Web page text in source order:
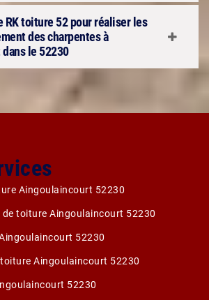
RK toiture 52 pour réaliser les
des charpentes à
le 52230
Aingoulaincourt 52230
toiture Aingoulaincourt 52230
52230
Aingoulaincourt 52230
52230